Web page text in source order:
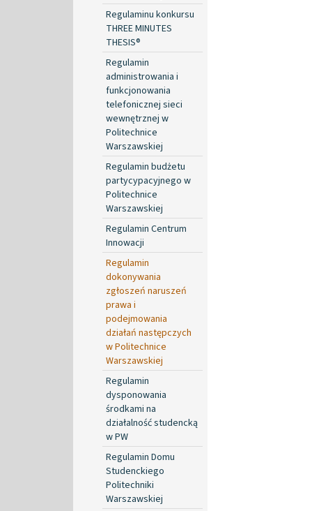
Regulaminu konkursu
THREE MINUTES
THESIS®
Regulamin
administrowania i
funkcjonowania
telefonicznej sieci
wewnętrznej w
Politechnice
Warszawskiej
Regulamin budżetu
partycypacyjnego w
Politechnice
Warszawskiej
Regulamin Centrum
Innowacji
Regulamin
dokonywania
zgłoszeń naruszeń
prawa i
podejmowania
działań następczych
w Politechnice
Warszawskiej
Regulamin
dysponowania
środkami na
działalność studencką
w PW
Regulamin Domu
Studenckiego
Politechniki
Warszawskiej